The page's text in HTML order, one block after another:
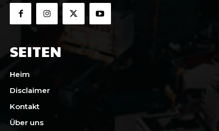
SEITEN
Heim
Disclaimer
Kontakt
Über uns